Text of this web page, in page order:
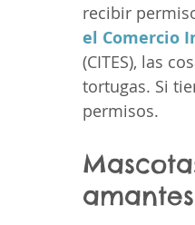
recibir
el Comercio
(CITES), las
tortugas. Si
permisos.